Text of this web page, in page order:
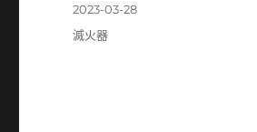
發
佈
2023-03-28
分
滅火器